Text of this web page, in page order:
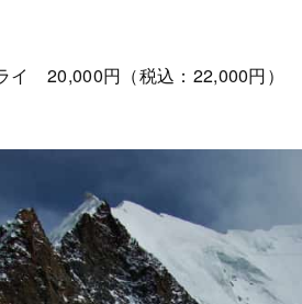
イ 20,000円（税込：22,000円）